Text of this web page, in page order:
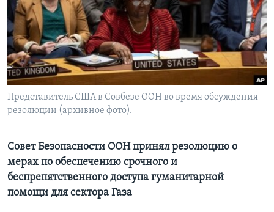
Learning English
СОЦИАЛЬНЫЕ СЕТИ
Языки
Представитель США в Совбезе ООН во время обсуждения
резолюции (архивное фото).
Совет Безопасности ООН принял резолюцию о
мерах по обеспечению срочного и
беспрепятственного доступа гуманитарной
помощи для сектора Газа